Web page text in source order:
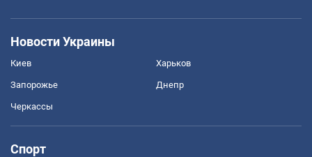
Новости Украины
Киев Харьков
Запорожье Днепр
Черкассы
Спорт